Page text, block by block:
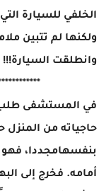
الخلفي للسيارة
ولكنها لم تتبين
وانطلقت السيارة!!!
في المستشفى
حاجياته من
بنفسهامجددا، فهو
أمامه. فخرج إلى